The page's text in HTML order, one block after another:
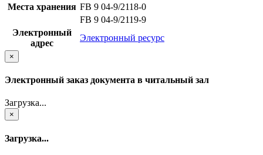
Места хранения FB 9 04-9/2118-0
FB 9 04-9/2119-9
Электронный
адрес
Электронный ресурс
×
Электронный заказ документа в читальный зал
Загрузка...
×
Загрузка...